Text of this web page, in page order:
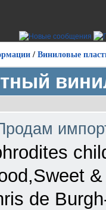
/ Виниловые
de